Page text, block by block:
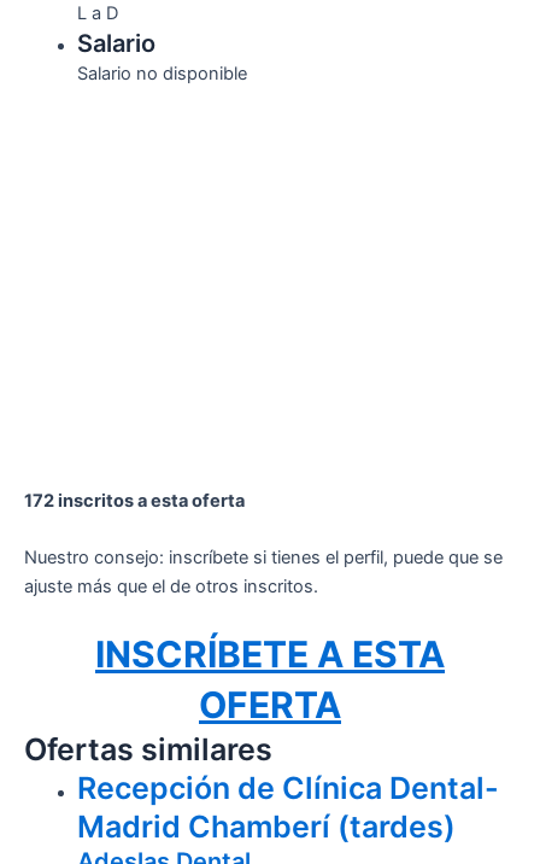
L a D
Salario
Salario no disponible
172 inscritos a esta oferta
Nuestro consejo: inscríbete si tienes el perfil, puede que se
ajuste más que el de otros inscritos.
INSCRÍBETE A ESTA
OFERTA
Ofertas similares
Recepción de Clínica Dental-
Madrid Chamberí (tardes)